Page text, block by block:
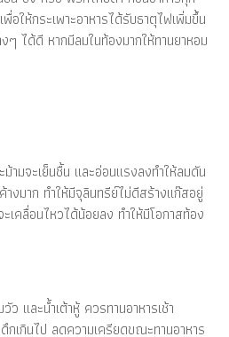
ให้กระเพาะอาหารได้รับธาตุไฟเพิ่มขึ้น
ๆ ได้ดี หากมีลมในท้องมากให้ทานยาหอม
ม้ามจะเย็นชื้น และอ่อนแรงลงทำให้ลมดัน
งมาก ทำให้มีจุลินทรีย์ไม่ดีสร้างแก๊สอยู่
เคลื่อนไหวได้น้อยลง ทำให้มีโอกาสท้อง
และน้ำเต้าหู้ ควรทานอาหารเช้า
เกินไป ลดความเครียดขณะทานอาหาร